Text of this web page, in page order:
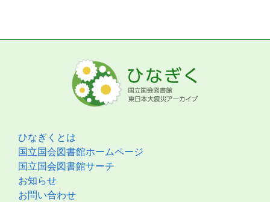
ひなぎくとは
国立国会図書館ホームページ
国立国会図書館サーチ
お知らせ
お問い合わせ